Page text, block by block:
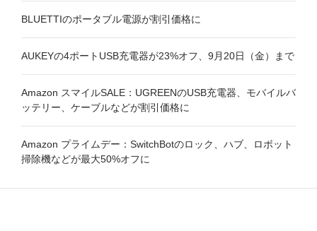
BLUETTIのポータブル電源が割引価格に
AUKEYの4ポートUSB充電器が23%オフ、9月20日（金）まで
Amazon スマイルSALE：UGREENのUSB充電器、モバイルバ
ッテリー、ケーブルなどが割引価格に
Amazon プライムデー：SwitchBotのロック、ハブ、ロボット
掃除機などが最大50%オフに